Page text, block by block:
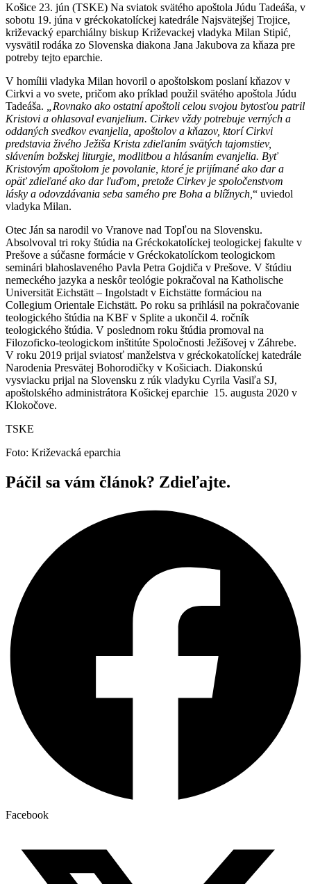
Košice 23. jún (TSKE) Na sviatok svätého apoštola Júdu Tadeáša, v
sobotu 19. júna v gréckokatolíckej katedrále Najsvätejšej Trojice,
križevacký eparchiálny biskup Križevackej vladyka Milan Stipić,
vysvätil rodáka zo Slovenska diakona Jana Jakubova za kňaza pre
potreby tejto eparchie.
V homílii vladyka Milan hovoril o apoštolskom poslaní kňazov v
Cirkvi a vo svete, pričom ako príklad použil svätého apoštola Júdu
Tadeáša.
„Rovnako ako ostatní apoštoli celou svojou bytosťou patril
Kristovi a ohlasoval evanjelium. Cirkev vždy potrebuje verných a
oddaných svedkov evanjelia, apoštolov a kňazov, ktorí Cirkvi
predstavia živého Ježiša Krista zdieľaním svätých tajomstiev,
slávením božskej liturgie, modlitbou a hlásaním evanjelia. Byť
Kristovým apoštolom je povolanie, ktoré je prijímané ako dar a
opäť zdieľané ako dar ľuďom, pretože Cirkev je spoločenstvom
lásky a odovzdávania seba samého pre Boha a blížnych, “ uviedol
vladyka Milan.
Otec Ján sa narodil vo Vranove nad Topľou na Slovensku.
Absolvoval tri roky štúdia na Gréckokatolíckej teologickej fakulte v
Prešove a súčasne formácie v Gréckokatolíckom teologickom
seminári blahoslaveného Pavla Petra Gojdiča v Prešove. V štúdiu
nemeckého jazyka a neskôr teológie pokračoval na Katholische
Universität Eichstätt – Ingolstadt v Eichstätte formáciou na
Collegium Orientale Eichstätt. Po roku sa prihlásil na pokračovanie
teologického štúdia na KBF v Splite a ukončil 4. ročník
teologického štúdia. V poslednom roku štúdia promoval na
Filozoficko-teologickom inštitúte Spoločnosti Ježišovej v Záhrebe.
V roku 2019 prijal sviatosť manželstva v gréckokatolíckej katedrále
Narodenia Presvätej Bohorodičky v Košiciach. Diakonskú
vysviacku prijal na Slovensku z rúk vladyku Cyrila Vasiľa SJ,
apoštolského administrátora Košickej eparchie 15. augusta 2020 v
Klokočove.
TSKE
Foto: Križevacká eparchia
Páčil sa vám článok? Zdieľajte.
Facebook